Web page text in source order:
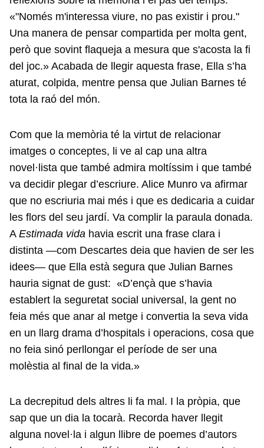
«"Només m'interessa viure, no pas existir i prou."
Una manera de pensar compartida per molta gent,
però que sovint flaqueja a mesura que s'acosta la fi
del joc.» Acabada de llegir aquesta frase, Ella s’ha
aturat, colpida, mentre pensa que Julian Barnes té
tota la raó del món.
Com que la memòria té la virtut de relacionar
imatges o conceptes, li ve al cap una altra
novel·lista que també admira moltíssim i que també
va decidir plegar d’escriure. Alice Munro va afirmar
que no escriuria mai més i que es dedicaria a cuidar
les flors del seu jardí. Va complir la paraula donada.
A Estimada vida havia escrit una frase clara i
distinta —com Descartes deia que havien de ser les
idees— que Ella està segura que Julian Barnes
hauria signat de gust: «D’ençà que s’havia
establert la seguretat social universal, la gent no
feia més que anar al metge i convertia la seva vida
en un llarg drama d’hospitals i operacions, cosa que
no feia sinó perllongar el període de ser una
molèstia al final de la vida.»
La decrepitud dels altres li fa mal. I la pròpia, que
sap que un dia la tocarà. Recorda haver llegit
alguna novel·la i algun llibre de poemes d’autors